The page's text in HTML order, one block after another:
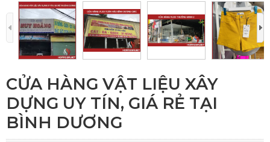
CỬA HÀNG VẬT LIỆU XÂY
DỰNG UY TÍN, GIÁ RẺ TẠI
BÌNH DƯƠNG